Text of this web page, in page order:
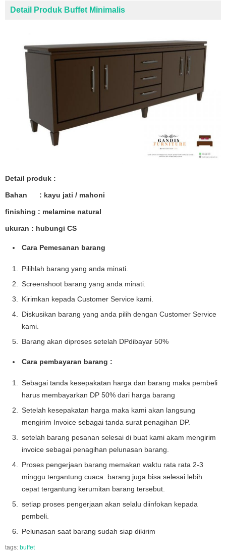
Detail Produk Buffet Minimalis
Detail produk :
Bahan : kayu jati / mahoni
finishing : melamine natural
ukuran : hubungi CS
Cara Pemesanan barang
Pilihlah barang yang anda minati.
Screenshoot barang yang anda minati.
Kirimkan kepada Customer Service kami.
Diskusikan barang yang anda pilih dengan Customer Service
kami.
Barang akan diproses setelah DPdibayar 50%
Cara pembayaran barang :
Sebagai tanda kesepakatan harga dan barang maka pembeli
harus membayarkan DP 50% dari harga barang
Setelah kesepakatan harga maka kami akan langsung
mengirim Invoice sebagai tanda surat penagihan DP.
setelah barang pesanan selesai di buat kami akam mengirim
invoice sebagai penagihan pelunasan barang.
Proses pengerjaan barang memakan waktu rata rata 2-3
minggu tergantung cuaca. barang juga bisa selesai lebih
cepat tergantung kerumitan barang tersebut.
setiap proses pengerjaan akan selalu diinfokan kepada
pembeli.
Pelunasan saat barang sudah siap dikirim
tags: buffet